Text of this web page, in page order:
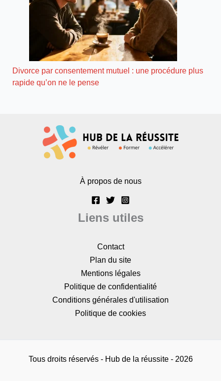
Divorce par consentement mutuel : une procédure plus
rapide qu’on ne le pense
À propos de nous
Liens utiles
Contact
Plan du site
Mentions légales
Politique de confidentialité
Conditions générales d'utilisation
Politique de cookies
Tous droits réservés - Hub de la réussite - 2026